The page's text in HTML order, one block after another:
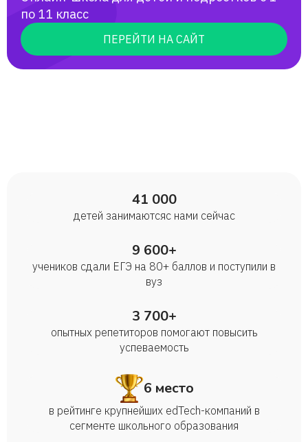
по 11 класс
ПЕРЕЙТИ НА САЙТ
41 000
детей занимаются с нами сейчас
9 600+
учеников сдали ЕГЭ на 80+ баллов и поступили в
вуз
3 700+
опытных репетиторов помогают повысить
успеваемость
6 место
в рейтинге крупнейших edTech-компаний в
сегменте школьного образования